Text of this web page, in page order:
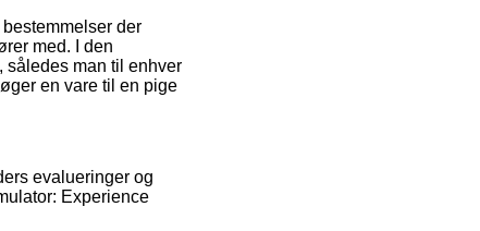
der
med. I den
således man til enhver
en vare til en pige
evalueringer og
Experience